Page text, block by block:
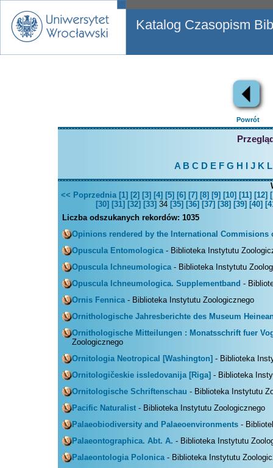
Katalog Czasopism
Powrót
A B C D EFG H J K L
<< Poprzednia [1] [2] [3] [4] [5] [6] [7] [8] [9] [10] [11] [12]
[30] [31] [32] [33] 34 [35] [36] [37] [38] [39] [40]
Liczba odszukanych rekordów: 1035
Opinions rendered by the International Commisions
Opuscula Entomologica- Biblioteka Instytutu
Opuscula Ichneumologica- Biblioteka Instytutu
Opuscula Ichneumologica. Supplementband -
Ornis Fennica- Biblioteka Instytutu Zoologicznego
Ornithologische Jahresberichte des Museum
Ornithologische Mitteilungen : Monatsschrift fuer
Zoologicznego
Ornitologia Neotropical [Washington] - Biblioteka
Ornitologičeskie issledovanija [Riga] - Biblioteka
Ornitologische Schriftenschau - Biblioteka Instytutu
Pacific Naturalist - Biblioteka Instytutu Zoologicznego
Palaeobiodiversity and Palaeoenvironments -
Palaeontographica. Abt. A. - Biblioteka Instytutu
Palaeontologia Polonica- Biblioteka Instytutu